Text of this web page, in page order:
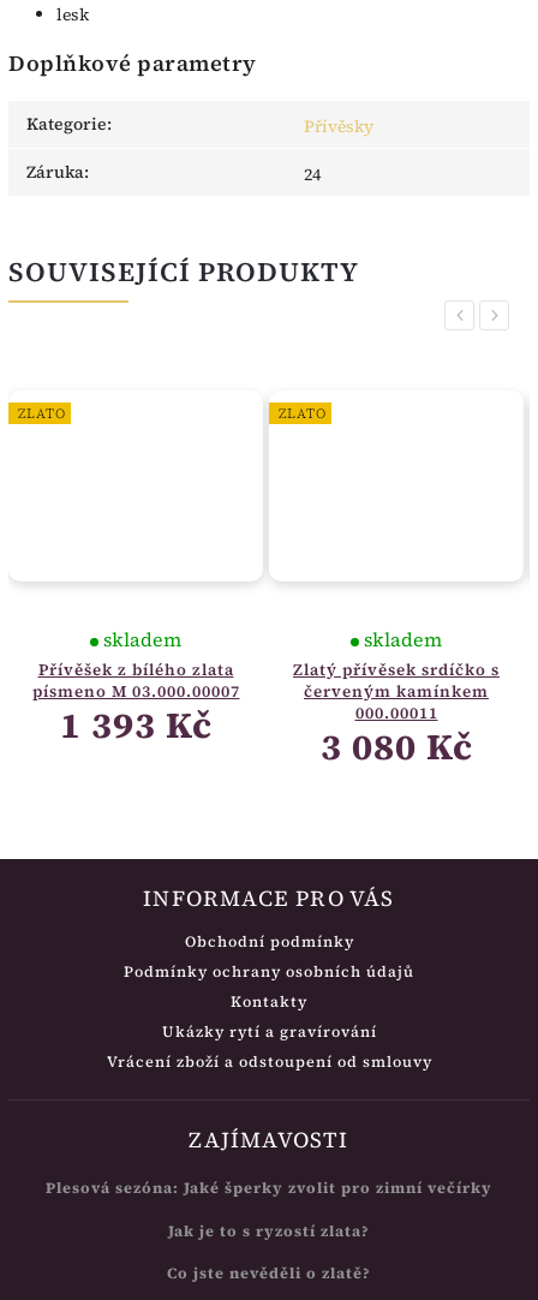
lesk
Doplňkové parametry
Kategorie:
Přívěsky
Záruka: 24
SOUVISEJÍCÍ PRODUKTY
Previous
ZLATO
Přívěšek z bílého zlata
písmeno M 03.000.00007
skladem
1 393 Kč
ZLATO
Zlatý přívěsek srdíčko s
červeným kamínkem
000.00011
skladem
3 080 Kč
Next
INFORMACE PRO VÁS
Obchodní podmínky
Podmínky ochrany osobních údajů
Kontakty
Ukázky rytí a gravírování
Vrácení zboží a odstoupení od smlouvy
ZAJÍMAVOSTI
Plesová sezóna: Jaké šperky zvolit pro zimní večírky
Jak je to s ryzostí zlata?
Co jste nevěděli o zlatě?